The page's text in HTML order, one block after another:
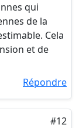
qui
de la
Cela
et de
Répondre
#12